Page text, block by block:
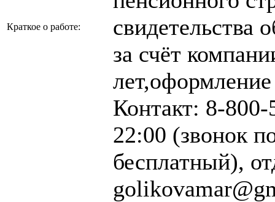
Краткое о работе:
свидетельства
за счёт
Контакт: 8-
22:00 (звонок
бесплатный),